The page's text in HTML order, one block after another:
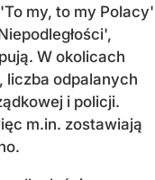
my, to my Polacy'
W okolicach
liczba odpalanych
i policji.
m.in. zostawiają